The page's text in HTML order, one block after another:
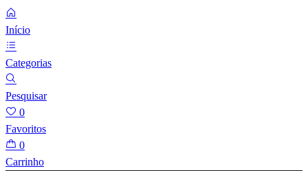
Início
Categorias
Pesquisar
0
Favoritos
0
Carrinho